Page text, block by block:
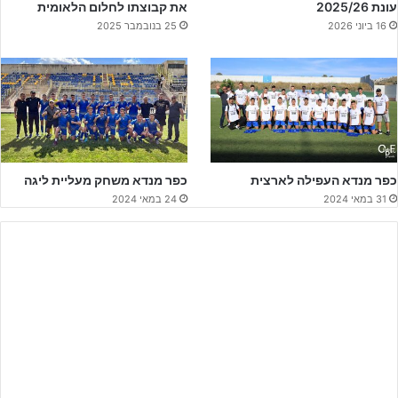
בעונה שעברה שיחקה הקבוצה בליגה המחוזית צפון וסיימה את
הפלייאוף העליון במקום החמישי, במרחק של כמעט 30 נקודות
מהמוליכה. גם מכבי נוג'ידאת וכפר יאסיף, שהתמודדו מולה העונה בליגת
נערים ב' צפון, הקדימו אותה אז בפער משמעותי.מי שהוביל את קפיצת
המדרגההמרשימה הואהמאמן משה בן חמוועוזרודין מימוני, שבנו
מחדש את הסגל וצירפו שחקנים שחיזקו משמעותית את הקבוצה בדרך
לעונת האליפות.
בחלק הקדמי בלטו מעל כולםאורי לוי
עם 24 שערי ליגה, כאשר שלושה
עונת 2025/26
16 ביוני 2026
את קבוצתו לחלום הלאומית
25 בנובמבר 2025
כפר מנדא העפילה לארצית
31 במאי 2024
כפר מנדא משחק מעליית ליגה
24 במאי 2024